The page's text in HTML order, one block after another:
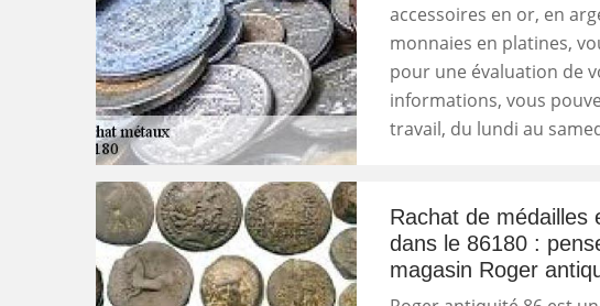
accessoires en or, en
monnaies en platines,
pour une évaluation de
informations, vous
travail, du lundi au
Rachat de médailles
dans le 86180 :
magasin Roger